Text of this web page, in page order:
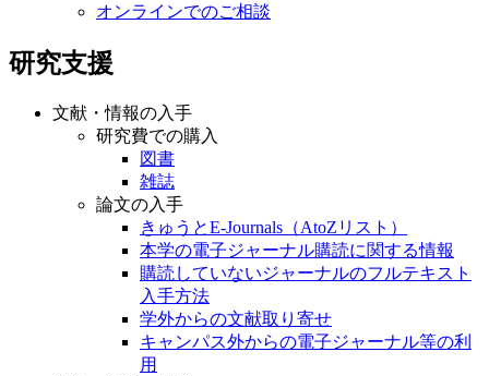
オンラインでのご相談
研究支援
文献・情報の入手
研究費での購入
図書
雑誌
論文の入手
きゅうとE-Journals（AtoZリスト）
本学の電子ジャーナル購読に関する情報
購読していないジャーナルのフルテキスト
入手方法
学外からの文献取り寄せ
キャンパス外からの電子ジャーナル等の利
用